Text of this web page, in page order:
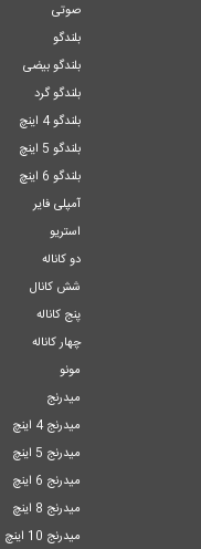
صوتی
بلندگو
بلندگو بیضی
بلندگو گرد
بلندگو 4 اینچ
بلندگو 5 اینچ
بلندگو 6 اینچ
آمپلی فایر
استریو
دو کاناله
شش کانال
پنج کاناله
چهار کاناله
مونو
میدرنج
میدرنج 4 اینچ
میدرنج 5 اینچ
میدرنج 6 اینچ
میدرنج 8 اینچ
میدرنج 10 اینچ